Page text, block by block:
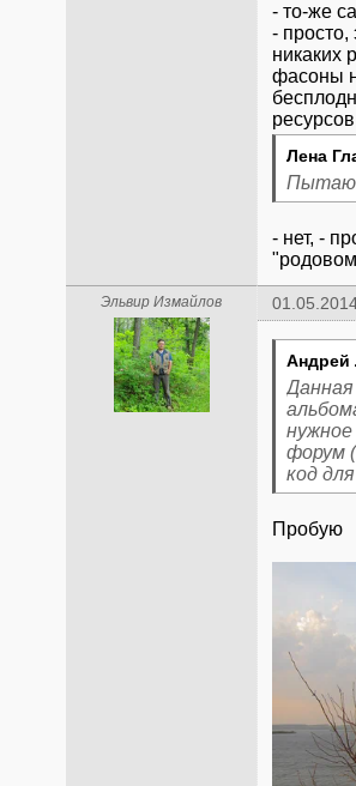
- то-же
-
никаких
фасоны
Лена
- нет, -
Эльвир Измайлов
Андрей
нужное
форум
код
Пробую